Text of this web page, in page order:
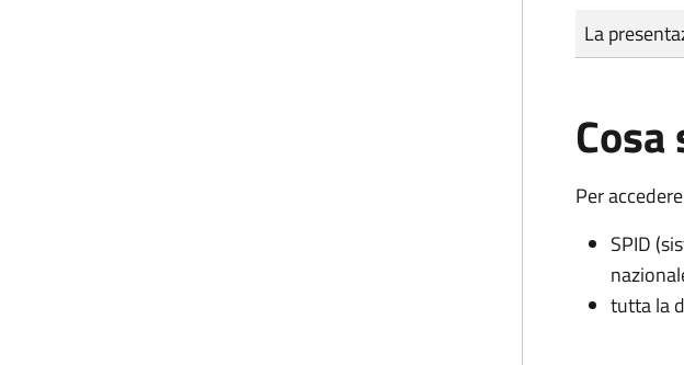
Tipo di
Importo
La
Cosa
Per
SPID
tutta la